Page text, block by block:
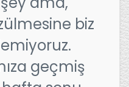
biz
geçmiş